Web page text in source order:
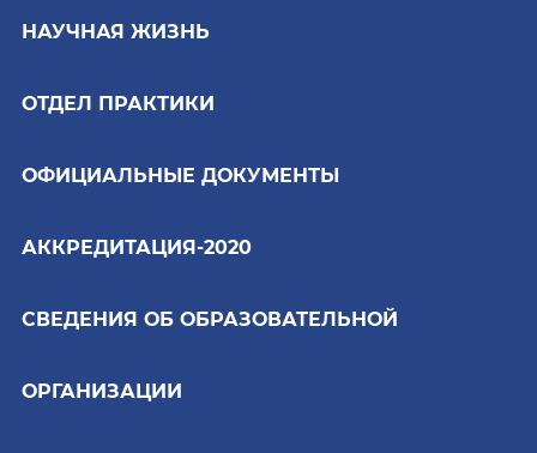
НАУЧНАЯ ЖИЗНЬ
ОТДЕЛ ПРАКТИКИ
ОФИЦИАЛЬНЫЕ ДОКУМЕНТЫ
АККРЕДИТАЦИЯ-2020
СВЕДЕНИЯ ОБ ОБРАЗОВАТЕЛЬНОЙ
ОРГАНИЗАЦИИ